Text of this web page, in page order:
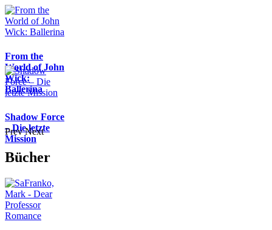
From the
World of John
Wick:
Ballerina
Shadow Force
– Die letzte
Mission
Prev Next
Bücher